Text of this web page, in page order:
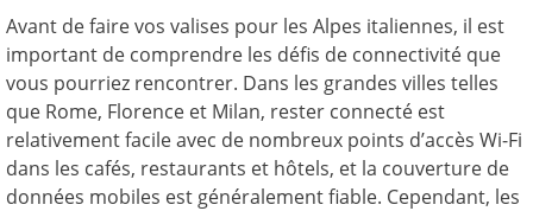
Avant de faire vos valises pour les Alpes italiennes, il est
important de comprendre les défis de connectivité que
vous pourriez rencontrer. Dans les grandes villes telles
que Rome, Florence et Milan, rester connecté est
relativement facile avec de nombreux points d’accès Wi-Fi
dans les cafés, restaurants et hôtels, et la couverture de
données mobiles est généralement fiable. Cependant, les